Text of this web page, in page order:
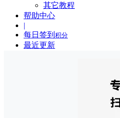
其它教程
帮助中心
|
每日签到 积分
最近更新